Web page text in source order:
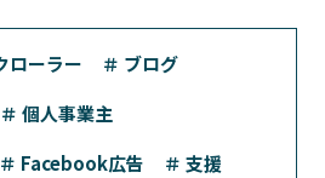
ローラー
＃ ブログ
＃ 個人事業主
＃ Facebook広告
＃ 支援